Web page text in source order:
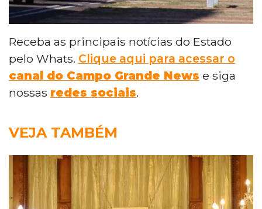
Receba as principais notícias do Estado
pelo Whats. Clique aqui para acessar o
canal do Campo Grande News e siga
nossas redes sociais.
VEJA TAMBÉM